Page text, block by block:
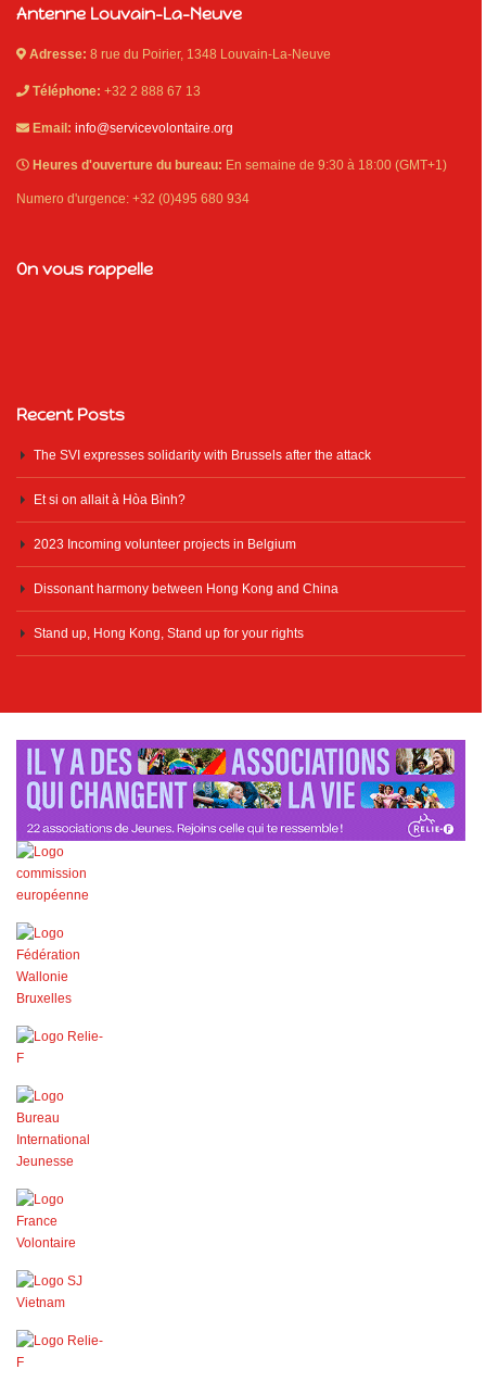
Antenne Louvain-La-Neuve
Adresse: 8 rue du Poirier, 1348 Louvain-La-Neuve
Téléphone: +32 2 888 67 13
Email: info@servicevolontaire.org
Heures d'ouverture du bureau: En semaine de 9:30 à 18:00 (GMT+1)
Numero d'urgence: +32 (0)495 680 934
On vous rappelle
Recent Posts
The SVI expresses solidarity with Brussels after the attack
Et si on allait à Hòa Bình?
2023 Incoming volunteer projects in Belgium
Dissonant harmony between Hong Kong and China
Stand up, Hong Kong, Stand up for your rights